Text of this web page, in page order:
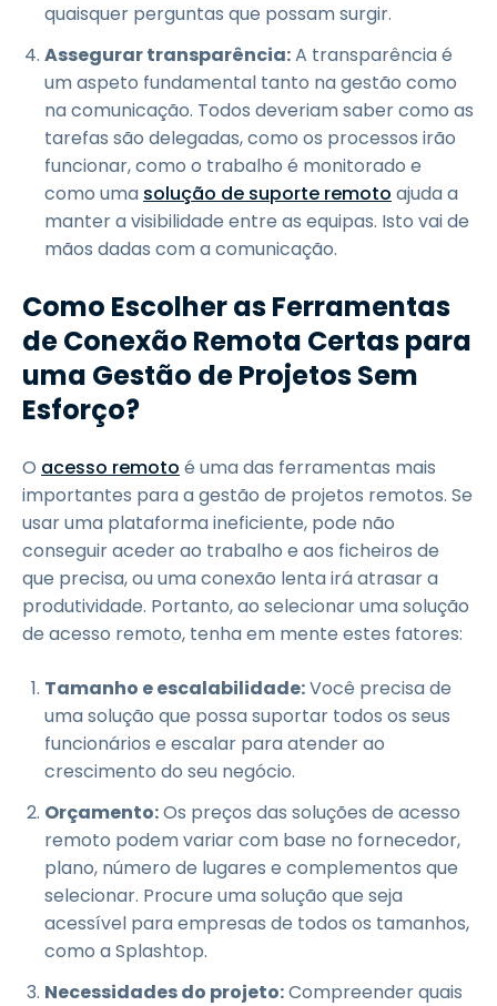
quaisquer perguntas que possam surgir.
Assegurar transparência:A transparência é
um aspeto fundamental tanto na gestão como
na comunicação. Todos deveriam saber como as
tarefas são delegadas, como os processos irão
funcionar, como o trabalho é monitorado e
como uma solução de suporte remoto ajuda a
manter a visibilidade entre as equipas. Isto vai de
mãos dadas com a comunicação.
Como Escolher as Ferramentas
de Conexão Remota Certas para
uma Gestão de Projetos Sem
Esforço?
O acesso remoto é uma das ferramentas mais
importantes para a gestão de projetos remotos. Se
usar uma plataforma ineficiente, pode não
conseguir aceder ao trabalho e aos ficheiros de
que precisa, ou uma conexão lenta irá atrasar a
produtividade. Portanto, ao selecionar uma solução
de acesso remoto, tenha em mente estes fatores:
Tamanho e escalabilidade:Você precisa de
uma solução que possa suportar todos os seus
funcionários e escalar para atender ao
crescimento do seu negócio.
Orçamento:Os preços das soluções de acesso
remoto podem variar com base no fornecedor,
plano, número de lugares e complementos que
selecionar. Procure uma solução que seja
acessível para empresas de todos os tamanhos,
como a Splashtop.
Necessidades do projeto:Compreender quais